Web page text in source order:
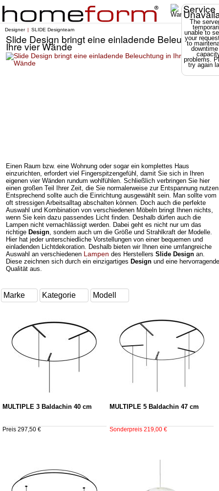
Service
The
unable to
your
to
problems.
try again
Designer SLIDE Designteam
Slide Design bringt eine einladende Beleuchtung
Ihre vier Wände
Einen Raum bzw. eine Wohnung oder sogar ein komplettes Haus
einzurichten, erfordert viel Fingerspitzengefühl, damit Sie sich in Ihren
eigenen vier Wänden rundum wohlfühlen. Schließlich verbringen Sie hier
einen großen Teil Ihrer Zeit, die Sie normalerweise zur Entspannung
Entsprechend sollte auch die Einrichtung ausgewählt sein. Man sollte vom
oft stressigen Arbeitsalltag abschalten können. Doch auch die perfekte
Auswahl und Kombination von verschiedenen Möbeln bringt Ihnen nichts,
wenn Sie kein dazu passendes Licht finden. Deshalb dürfen auch die
Lampen nicht vernachlässigt werden. Dabei geht es nicht nur um das
richtige Design, sondern auch um die Größe und Strahlkraft der Modelle.
Hier hat jeder unterschiedliche Vorstellungen von einer bequemen und
einladenden Lichtdekoration. Deshalb bieten wir Ihnen eine umfangreiche
Auswahl an verschiedenen Lampen des Herstellers Slide Design an.
Diese zeichnen sich durch ein einzigartiges Design und eine hervorragende
Qualität aus.
MULTIPLE 3 Baldachin 40 cm
Preis 297,50 €
MULTIPLE 5 Baldachin 47 cm
Sonderpreis 219,00 €